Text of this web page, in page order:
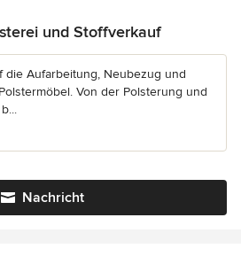
und Stoffverkauf
die Aufarbeitung, Neubezug und
Von der Polsterung und
Nachricht